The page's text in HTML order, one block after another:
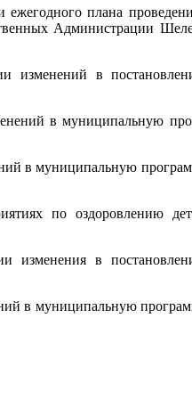
плана
Администрации
изменений в
в муниципальную
в муниципальную
по оздоровлению
изменения в
в муниципальную